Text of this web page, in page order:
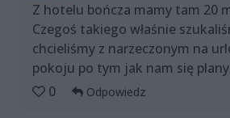
Z hotelu bończa mamy tam 20
Czegoś takiego właśnie
chcieliśmy z narzeczonym na
pokoju po tym jak nam się plany
0
Odpowiedz